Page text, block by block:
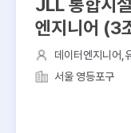
JLL 통합시
엔지니어 (3
데이터엔지니어,
서울 영등포구